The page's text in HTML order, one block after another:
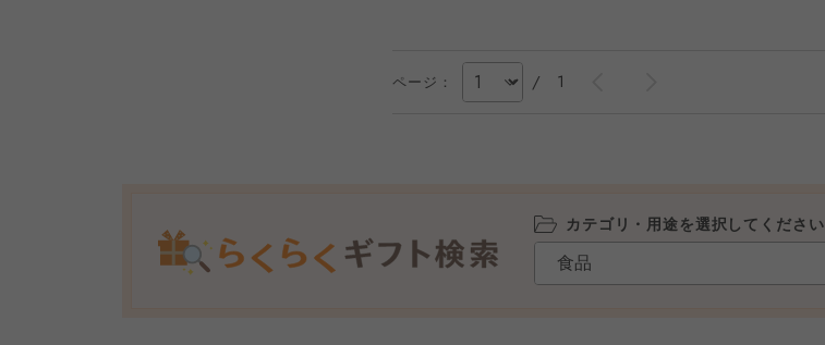
ページ： / 1
カテゴリ・用途を選択してください